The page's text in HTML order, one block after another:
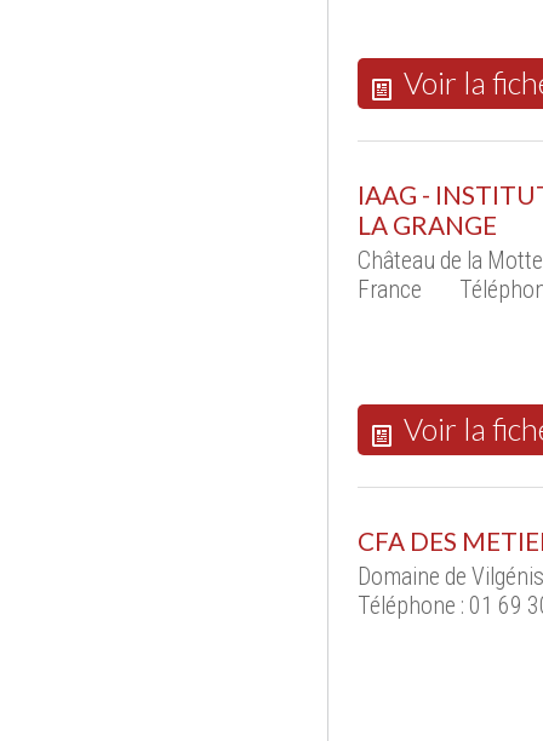
Voir la
IAAG -
LA GRANGE
Château de la
France
Voir la
CFA DES
Domaine de
Téléphone : 01 69